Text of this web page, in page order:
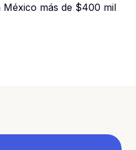
más de $400 mil